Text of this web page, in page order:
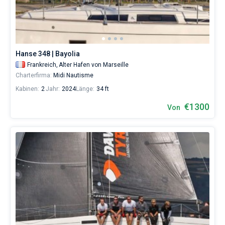
Skipper
wählen,
Boot
und
selbst
verwalten.
Im
Sailica-
finden
32
Angebote
sowohl
für
Hanse 348 | Bayolia
Frankreich, Alter Hafen von Marseille
Charterfirma: Midi Nautisme
Kabinen: 2Jahr: 2024Länge: 34 ft
Von €1300
Bareboat
Zeige Ergebnisse(32)